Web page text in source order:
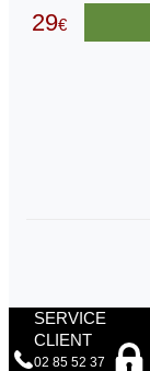
29€
SERVICE
CLIENT
02 85 52 37